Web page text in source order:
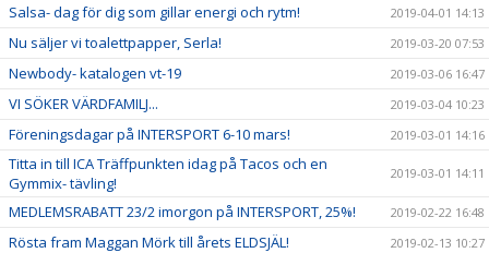
Salsa- dag för dig som gillar energi och rytm! 2019-04-01 14:13
Nu säljer vi toalettpapper, Serla! 2019-03-20 07:53
Newbody- katalogen vt-19 2019-03-06 16:47
VI SÖKER VÄRDFAMILJ... 2019-03-04 10:23
Föreningsdagar på INTERSPORT 6-10 mars! 2019-03-01 14:16
Titta in till ICA Träffpunkten idag på Tacos och en
Gymmix- tävling!
2019-03-01 14:11
MEDLEMSRABATT 23/2 imorgon på INTERSPORT, 25%! 2019-02-22 16:48
Rösta fram Maggan Mörk till årets ELDSJÄL! 2019-02-13 10:27